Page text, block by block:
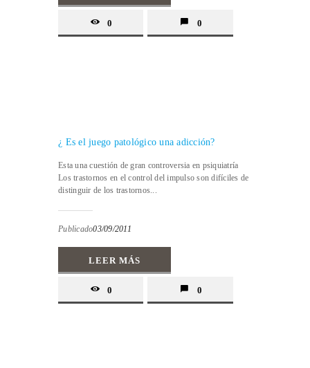
0 0
¿ Es el juego patológico una adicción?
Esta una cuestión de gran controversia en psiquiatría
Los trastornos en el control del impulso son difíciles de
distinguir de los trastornos...
Publicado03/09/2011
LEER MÁS
0 0